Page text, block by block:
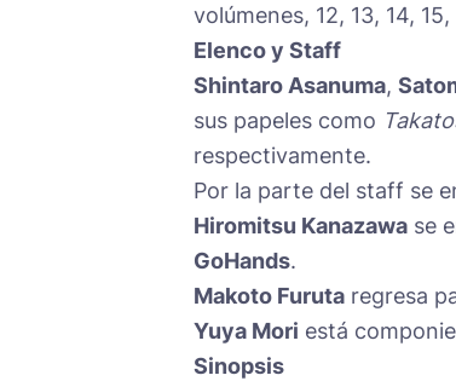
volúmenes, 12, 13, 14,
Elenco y Staff
Shintaro Asanuma,
sus papeles como
respectivamente.
Por la parte del staff se
Hiromitsu Kanazawa se
GoHands.
Makoto Furuta regresa
Yuya Mori está
Sinopsis